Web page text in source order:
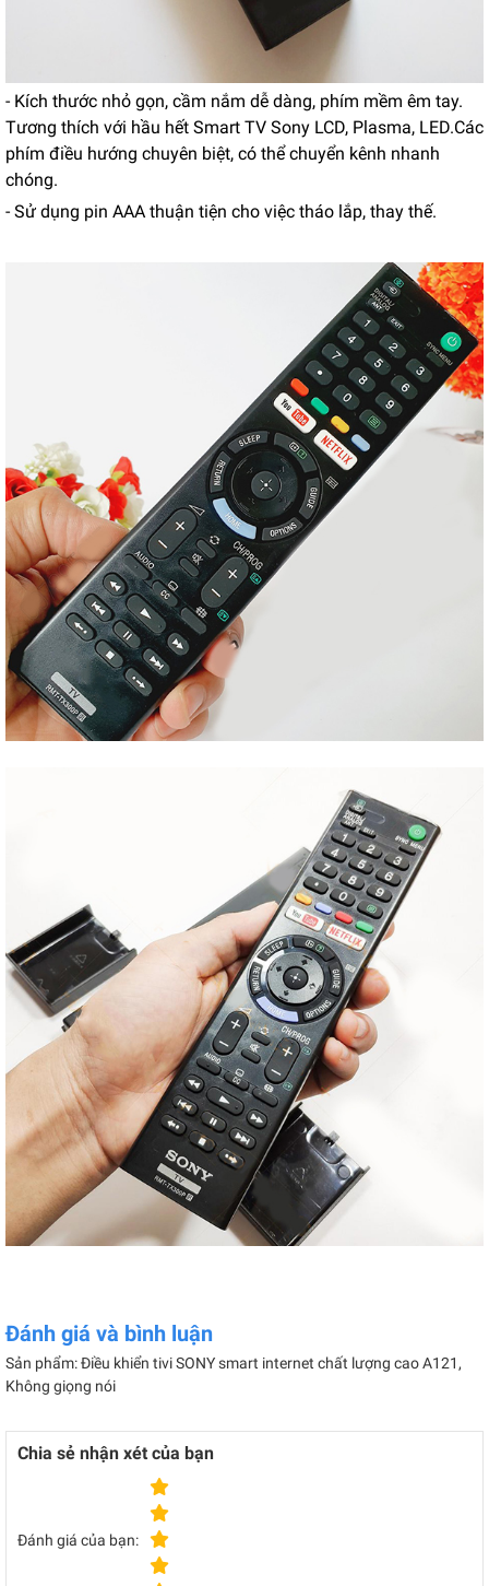
- Kích thước nhỏ gọn, cầm nắm dễ dàng, phím mềm êm tay.
Tương thích với hầu hết Smart TV Sony LCD, Plasma, LED.Các
phím điều hướng chuyên biệt, có thể chuyển kênh nhanh
chóng.
- Sử dụng pin AAA thuận tiện cho việc tháo lắp, thay thế.
Đánh giá và bình luận
Sản phẩm: Điều khiển tivi SONY smart internet chất lượng cao A121,
Không giọng nói
Chia sẻ nhận xét của bạn
Đánh giá của bạn: